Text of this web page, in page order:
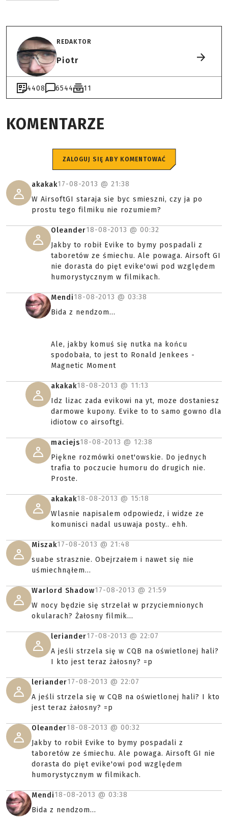
REDAKTOR
Piotr
4408 6544 11
KOMENTARZE
ZALOGUJ SIĘ ABY KOMENTOWAĆ
akakak17-08-2013 @ 21:38
W AirsoftGI staraja sie byc smieszni, czy ja po
prostu tego filmiku nie rozumiem?
Oleander18-08-2013 @ 00:32
Jakby to robił Evike to bymy pospadali z
taboretów ze śmiechu. Ale powaga. Airsoft GI
nie dorasta do pięt evike'owi pod względem
humorystycznym w filmikach.
Mendi18-08-2013 @ 03:38
Bida z nendzom...
Ale, jakby komuś się nutka na końcu
spodobała, to jest to Ronald Jenkees -
Magnetic Moment
akakak18-08-2013 @ 11:13
Idz lizac zada evikowi na yt, moze dostaniesz
darmowe kupony. Evike to to samo gowno dla
idiotow co airsoftgi.
maciejs18-08-2013 @ 12:38
Piękne rozmówki onet'owskie. Do jednych
trafia to poczucie humoru do drugich nie.
Proste.
akakak18-08-2013 @ 15:18
Wlasnie napisalem odpowiedz, i widze ze
komunisci nadal usuwaja posty.. ehh.
Miszak17-08-2013 @ 21:48
suabe strasznie. Obejrzałem i nawet się nie
uśmiechnąłem...
Warlord Shadow17-08-2013 @ 21:59
W nocy będzie się strzelał w przyciemnionych
okularach? Żałosny filmik...
leriander17-08-2013 @ 22:07
A jeśli strzela się w CQB na oświetlonej hali?
I kto jest teraz żałosny? =p
leriander17-08-2013 @ 22:07
A jeśli strzela się w CQB na oświetlonej hali? I kto
jest teraz żałosny? =p
Oleander18-08-2013 @ 00:32
Jakby to robił Evike to bymy pospadali z
taboretów ze śmiechu. Ale powaga. Airsoft GI nie
dorasta do pięt evike'owi pod względem
humorystycznym w filmikach.
Mendi18-08-2013 @ 03:38
Bida z nendzom...